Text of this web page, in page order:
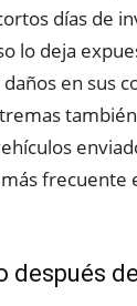
días de
lo deja
en sus
frecuente
después